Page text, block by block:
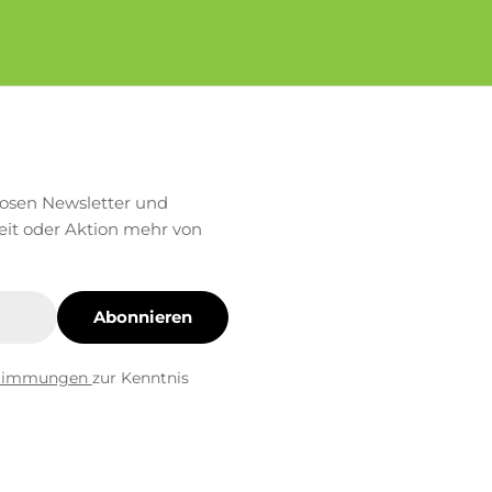
Newsletter und
oder Aktion mehr von
Abonnieren
zur Kenntnis